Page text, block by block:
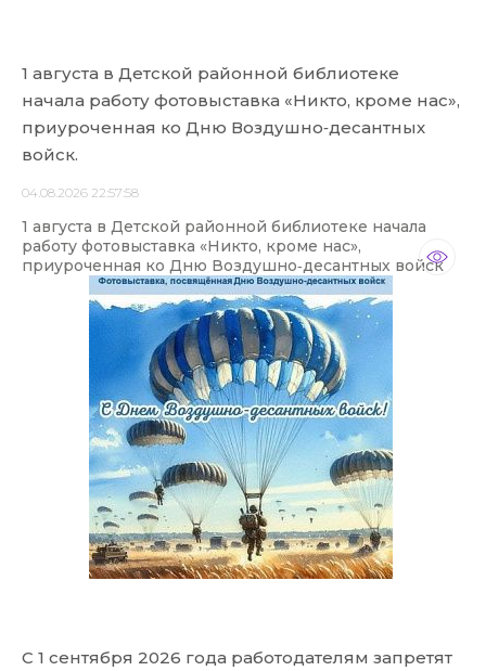
1 августа в Детской районной библиотеке
начала работу фотовыставка «Никто, кроме нас»,
приуроченная ко Дню Воздушно‑десантных
войск.
04.08.2026 22:57:58
1 августа в Детской районной библиотеке начала
работу фотовыставка «Никто, кроме нас»,
приуроченная ко Дню Воздушно‑десантных войск
С 1 сентября 2026 года работодателям запретят